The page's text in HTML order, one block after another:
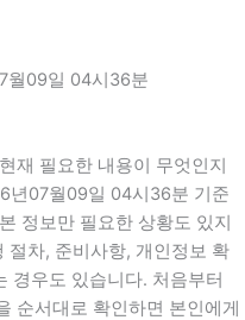
월09일 04시36분
재 필요한 내용이 무엇인지
년07월09일 04시36분 기준
정보만 필요한 상황도 있지
절차, 준비사항, 개인정보 확
경우도 있습니다. 처음부터
순서대로 확인하면 본인에게